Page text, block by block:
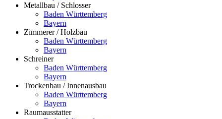
Metallbau / Schlosser
Baden Württemberg
Bayern
Zimmerer / Holzbau
Baden Württemberg
Bayern
Schreiner
Baden Württemberg
Bayern
Trockenbau / Innenausbau
Baden Württemberg
Bayern
Raumausstatter